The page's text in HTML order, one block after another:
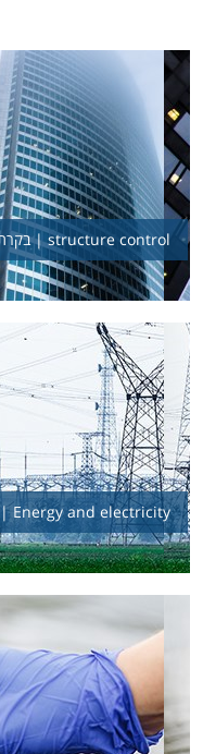
בקרת מבנה | structure control
חשמל ואנרגיה | Energy and electricity